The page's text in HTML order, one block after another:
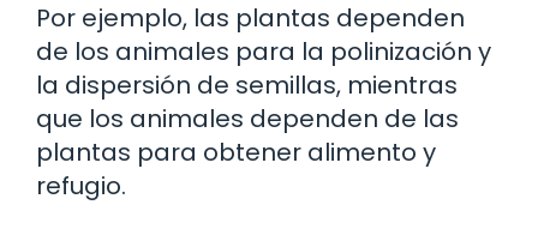
Por ejemplo, las plantas dependen
de los animales para la polinización y
la dispersión de semillas, mientras
que los animales dependen de las
plantas para obtener alimento y
refugio.